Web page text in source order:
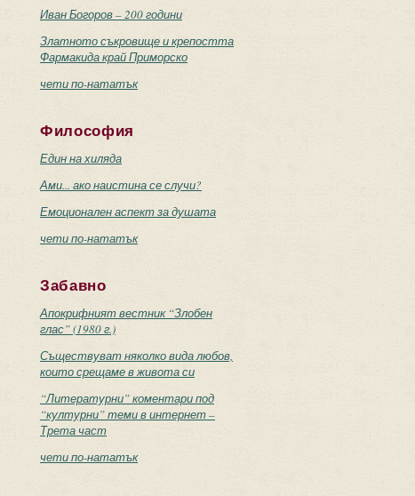
Иван Богоров – 200 години
Златното съкровище и крепостта
Фармакида край Приморско
чети по-нататък
Философия
Един на хиляда
Ами... ако наистина се случи?
Емоционален аспект за душата
чети по-нататък
Забавно
Апокрифният вестник “Злобен
глас” (1980 г.)
Съществуват няколко вида любов,
които срещаме в живота си
“Литературни” коментари под
“културни” теми в интернет –
Трета част
чети по-нататък